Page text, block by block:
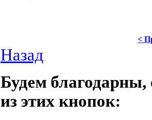
<
Назад
Будем благодарны,
из этих кнопок: